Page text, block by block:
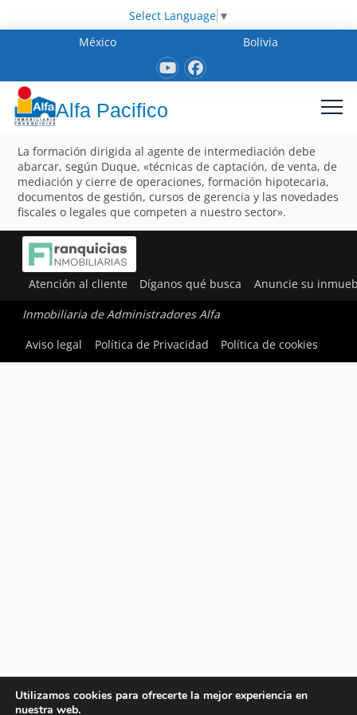
Select Language ▼
México
Bolivia
Alfa Pacifico
La formación dirigida al agente de intermediación debe
abarcar, según Duque, «técnicas de captación, de venta, de
mediación y cierre de operaciones, formación hipotecaria,
documentos de gestión, cursos de gerencia y las novedades
fiscales o legales que competen a nuestro sector».
Atención al cliente Díganos qué busca Anuncie su
Inmobiliaria de Administradores Alfa
Aviso legal
Política de Privacidad Política de cookies
Utilizamos cookies para ofrecerte la mejor experiencia en
nuestra web.